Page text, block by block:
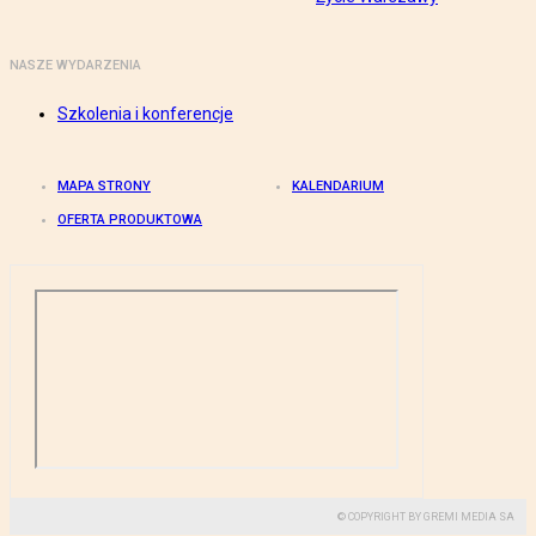
NASZE WYDARZENIA
Szkolenia i konferencje
MAPA STRONY KALENDARIUM
OFERTA PRODUKTOWA
© COPYRIGHT BY GREMI MEDIA SA